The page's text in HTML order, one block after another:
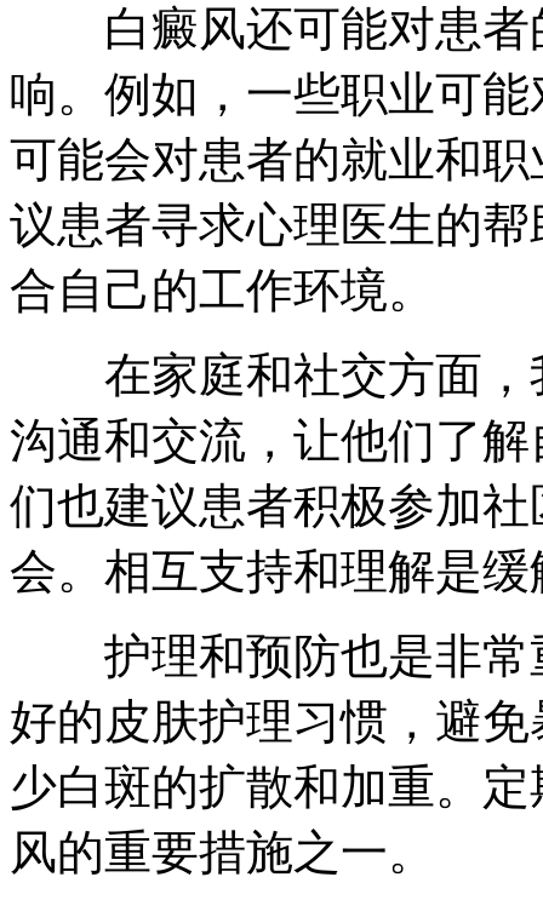
白癜风还可能对患者
响。例如，一些职业可
可能会对患者的就业和
议患者寻求心理医生的
合自己的工作环境。
在家庭和社交方面，
沟通和交流，让他们了
们也建议患者积极参加
会。相互支持和理解是
护理和预防也是非常
好的皮肤护理习惯，避
少白斑的扩散和加重。
风的重要措施之一。